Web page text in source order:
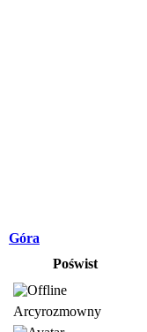
Góra
Poświst
Arcyrozmowny